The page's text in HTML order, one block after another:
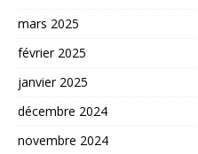
mars 2025
février 2025
janvier 2025
décembre 2024
novembre 2024